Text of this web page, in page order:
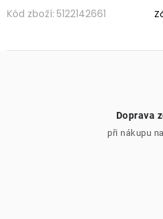
Kód zboží: 5122142661
Doprava
při nákupu